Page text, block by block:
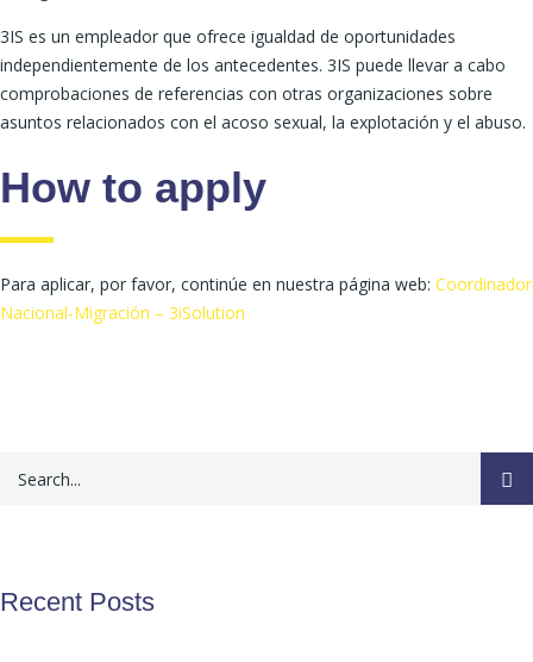
3IS es un empleador que ofrece igualdad de oportunidades
independientemente de los antecedentes. 3IS puede llevar a cabo
comprobaciones de referencias con otras organizaciones sobre
asuntos relacionados con el acoso sexual, la explotación y el abuso.
How to apply
Para aplicar, por favor, continúe en nuestra página web: Coordinador
Nacional-Migración – 3iSolution
Recent Posts